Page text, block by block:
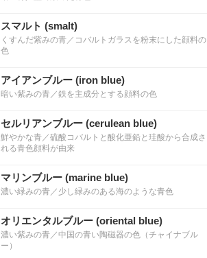
スマルト (smalt)
くすんだ紫みの青／コバルトガラスを粉末にした顔料の
色
アイアンブルー (iron blue)
暗い紫みの青／鉄を主成分とする顔料の色
セルリアンブルー (cerulean blue)
鮮やかな青／硫酸コバルトと酸化亜鉛と珪酸から合成さ
れる青色顔料が由来
マリンブルー (marine blue)
濃い緑みの青／少し緑みのある海のような青色
オリエンタルブルー (oriental blue)
濃い紫みの青／中国の青い陶磁器の色（チャイナブル
ー）